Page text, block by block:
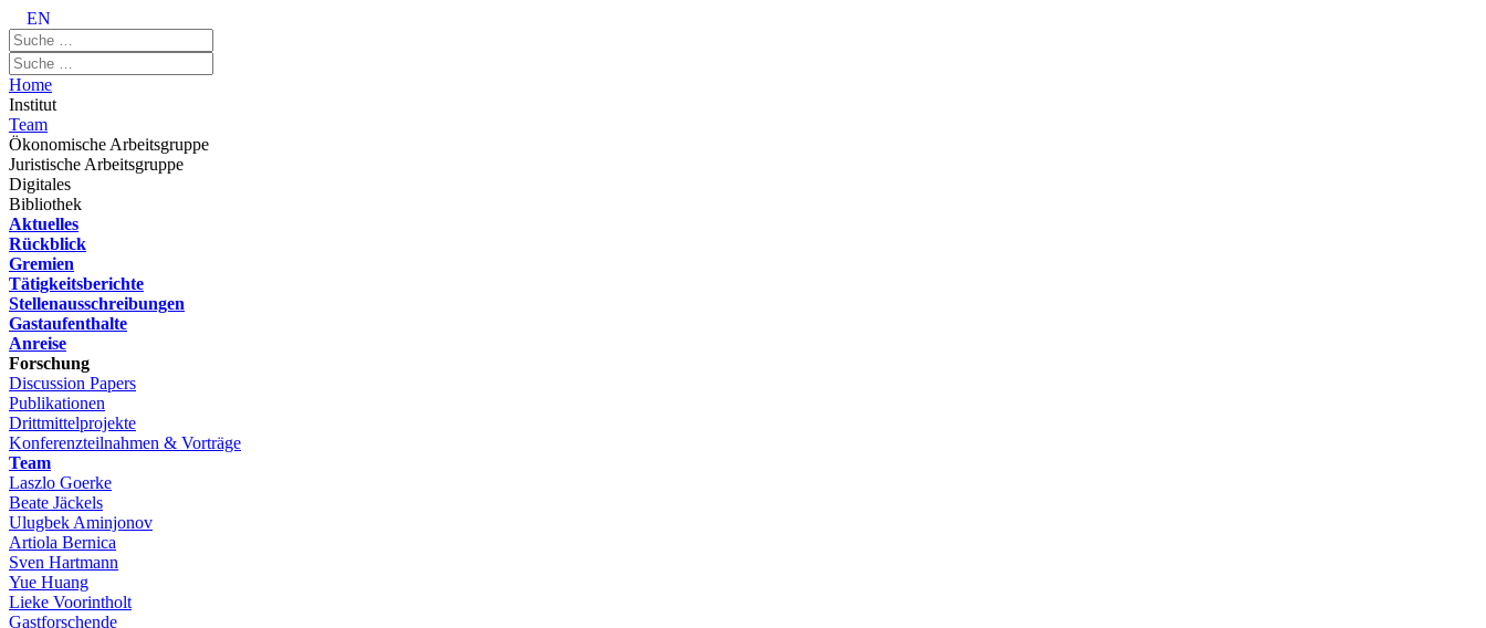
EN
Home
Institut
Team
Ökonomische Arbeitsgruppe
Juristische Arbeitsgruppe
Digitales
Bibliothek
Aktuelles
Rückblick
Gremien
Tätigkeitsberichte
Stellenausschreibungen
Gastaufenthalte
Anreise
Forschung
Discussion Papers
Publikationen
Drittmittelprojekte
Konferenzteilnahmen & Vorträge
Team
Laszlo Goerke
Beate Jäckels
Ulugbek Aminjonov
Artiola Bernica
Sven Hartmann
Yue Huang
Lieke Voorintholt
Gastforschende